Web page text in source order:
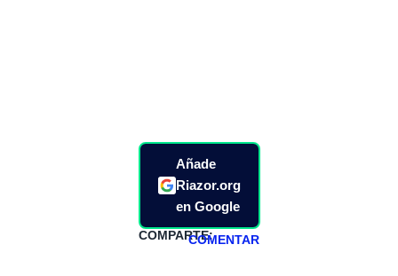
Añade
Riazor.org
en Google
COMPARTE:COMENTAR